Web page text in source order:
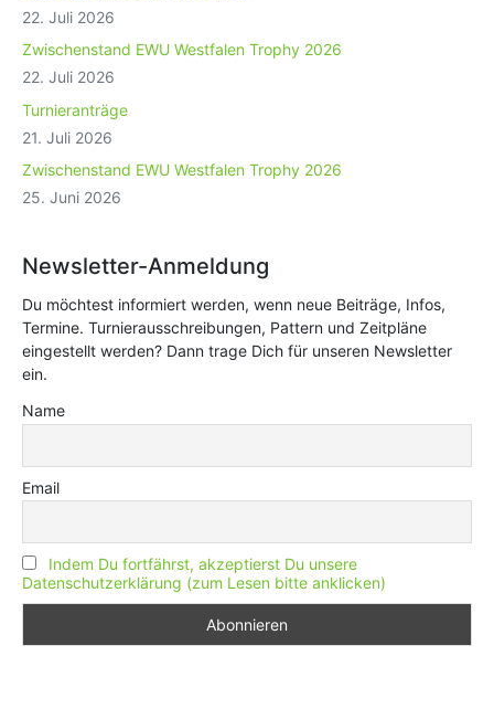
22. Juli 2026
Zwischenstand EWU Westfalen Trophy 2026
22. Juli 2026
Turnieranträge
21. Juli 2026
Zwischenstand EWU Westfalen Trophy 2026
25. Juni 2026
Newsletter-Anmeldung
Du möchtest informiert werden, wenn neue Beiträge, Infos,
Termine. Turnierausschreibungen, Pattern und Zeitpläne
eingestellt werden? Dann trage Dich für unseren Newsletter
ein.
Name
Email
Indem Du fortfährst, akzeptierst Du unsere
Datenschutzerklärung (zum Lesen bitte anklicken)